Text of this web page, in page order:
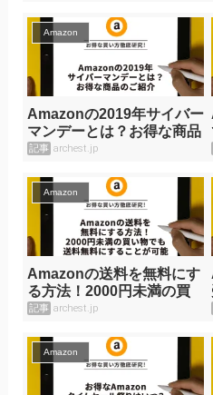
Amazon
Amazonの2019年サイバー
マンデーとは？お得な商品
のご紹介
記事 archest.jp
Amazon
Amazonの送料を無料にす
る方法！2000円未満の買
い物でも送料無料にするこ
記事 archest.jp
Amazon